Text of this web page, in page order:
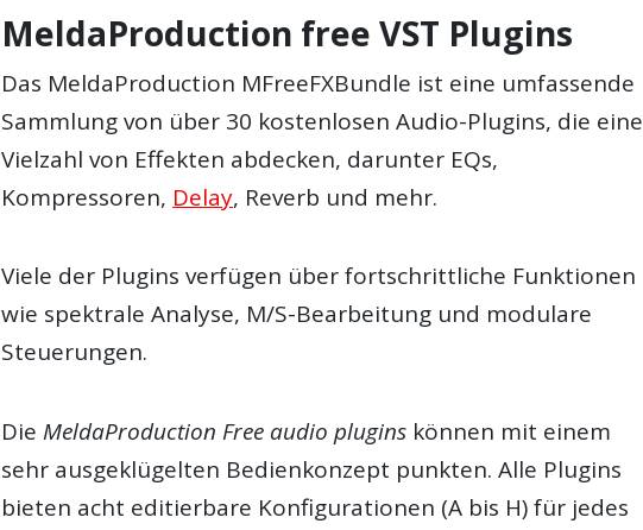
MeldaProduction free VST Plugins
Das MeldaProduction MFreeFXBundle ist eine umfassende
Sammlung von über 30 kostenlosen Audio-Plugins, die eine
Vielzahl von Effekten abdecken, darunter EQs,
Kompressoren, Delay, Reverb und mehr.
Viele der Plugins verfügen über fortschrittliche Funktionen
wie spektrale Analyse, M/S-Bearbeitung und modulare
Steuerungen.
DieMeldaProduction Free audio plugins können mit einem
sehr ausgeklügelten Bedienkonzept punkten. Alle Plugins
bieten acht editierbare Konfigurationen (A bis H) für jedes